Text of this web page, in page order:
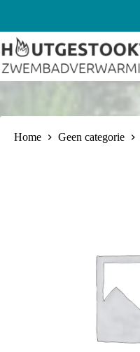
de
inhoud
Home Geen categorie